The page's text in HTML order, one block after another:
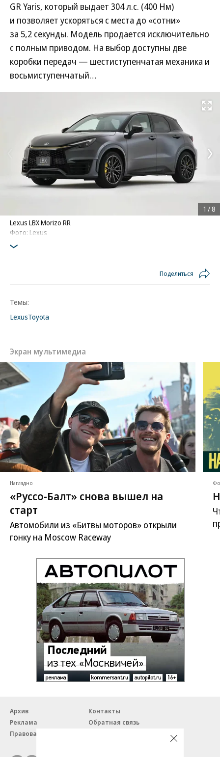
GR Yaris, который выдает 304 л.с. (400 Нм)
и позволяет ускоряться с места до «сотни»
за 5,2 секунды. Модель продается исключительно
с полным приводом. На выбор доступны две
коробки передач — шестиступенчатая механика и
восьмиступенчатый…
Развернуть
Lexus LBX Morizo RR
Фото: Lexus
1 / 8
Поделиться
Темы:
LexusToyota
Экран мультимедиа
Наглядно
«Руссо-Балт» снова вышел на
старт
Автомобили из «Битвы моторов» открыли
гонку на Moscow Raceway
Архив
Контакты
Реклама
Обратная связь
Правовая информация